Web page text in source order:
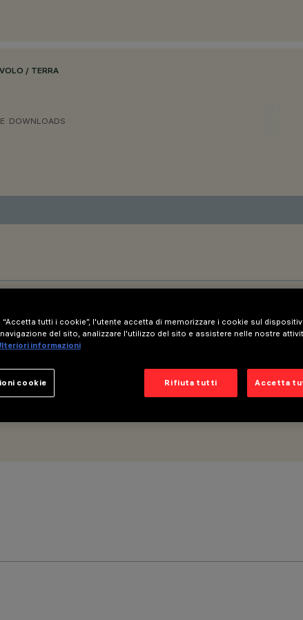
/ TERRA
DOWNLOADS
“Accetta tutti i cookie”, l'utente accetta di memorizzare i cookie sul
del sito, analizzare l'utilizzo del sito e assistere nelle nostre
informazioni
Rifiuta tutti Accetta
cookie